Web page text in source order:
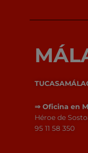
⇒ Oficina en
Héroe de
95 11 58 350